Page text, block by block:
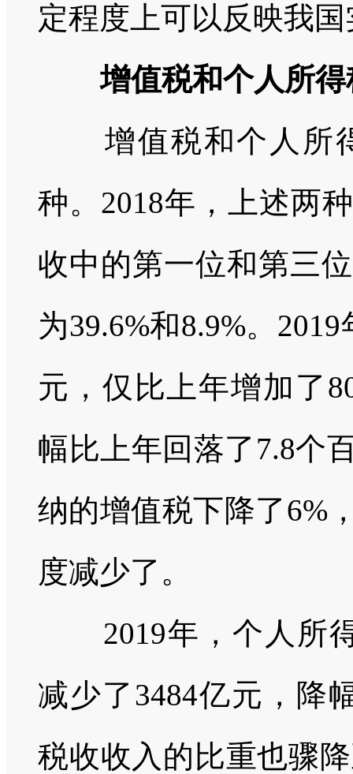
定程度上可以反映我
增值税和个人所
增值税和个人所
种。 2018年，上述两
收中的第一位和第三
为39.6%和8.9%。 2019
元，仅比上年增加了
幅比上年回落了 7.8个
纳的增值税下降了6%
度减少了。
2019年，个人所
减少了 3484亿元，降
税收收入的比重也骤